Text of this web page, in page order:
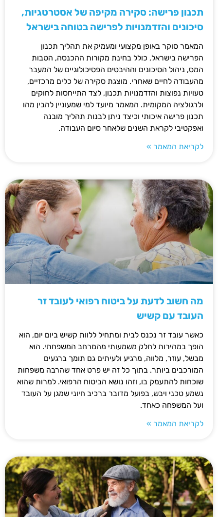
תכנון פרישה: סקירה מקיפה של אסטרטגיות,
סיכונים והזדמנויות לפרישה בטוחה בישראל
המאמר סוקר באופן מקצועי ומעמיק את תהליך תכנון
הפרישה בישראל, כולל בחינת מקורות ההכנסה, הטבות
המס, ניהול הסיכונים וההיבטים הפסיכולוגיים של המעבר
מהעבודה לחיים שאחרי. מוצגת סקירה של כלים מרכזיים,
טעויות נפוצות והזדמנויות תכנון, לצד התייחסות לחוקים
ולרגולציה המקומית. המאמר מיועד למי שמעוניין להבין מהו
תכנון פרישה איכותי וכיצד ניתן לבנות תהליך מובנה
ואפקטיבי לקראת השנים שלאחר סיום העבודה.
לקריאת המאמר »
מה חשוב לדעת על ביטוח רפואי לעובד זר
העובד עם קשיש
כאשר עובד זר נכנס לבית ומתחיל ללוות קשיש ביום יום, הוא
הופך במהירות לחלק משמעותי מהמרחב המשפחתי. הוא
מבשל, עוזר, מלווה, מרגיע ולעיתים גם תומך ברגעים
המורכבים ביותר. בתוך כל זה יש פרט אחד שהרבה משפחות
שוכחות להתעמק בו, וזהו נושא הביטוח הרפואי. למרות שהוא
נשמע טכני ויבש, בפועל מדובר ברכיב חיוני שמגן על העובד
ועל המשפחה כאחד.
לקריאת המאמר »